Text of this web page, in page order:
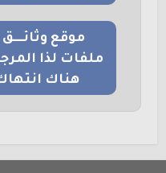
موقع
ملفات لذا
هناك